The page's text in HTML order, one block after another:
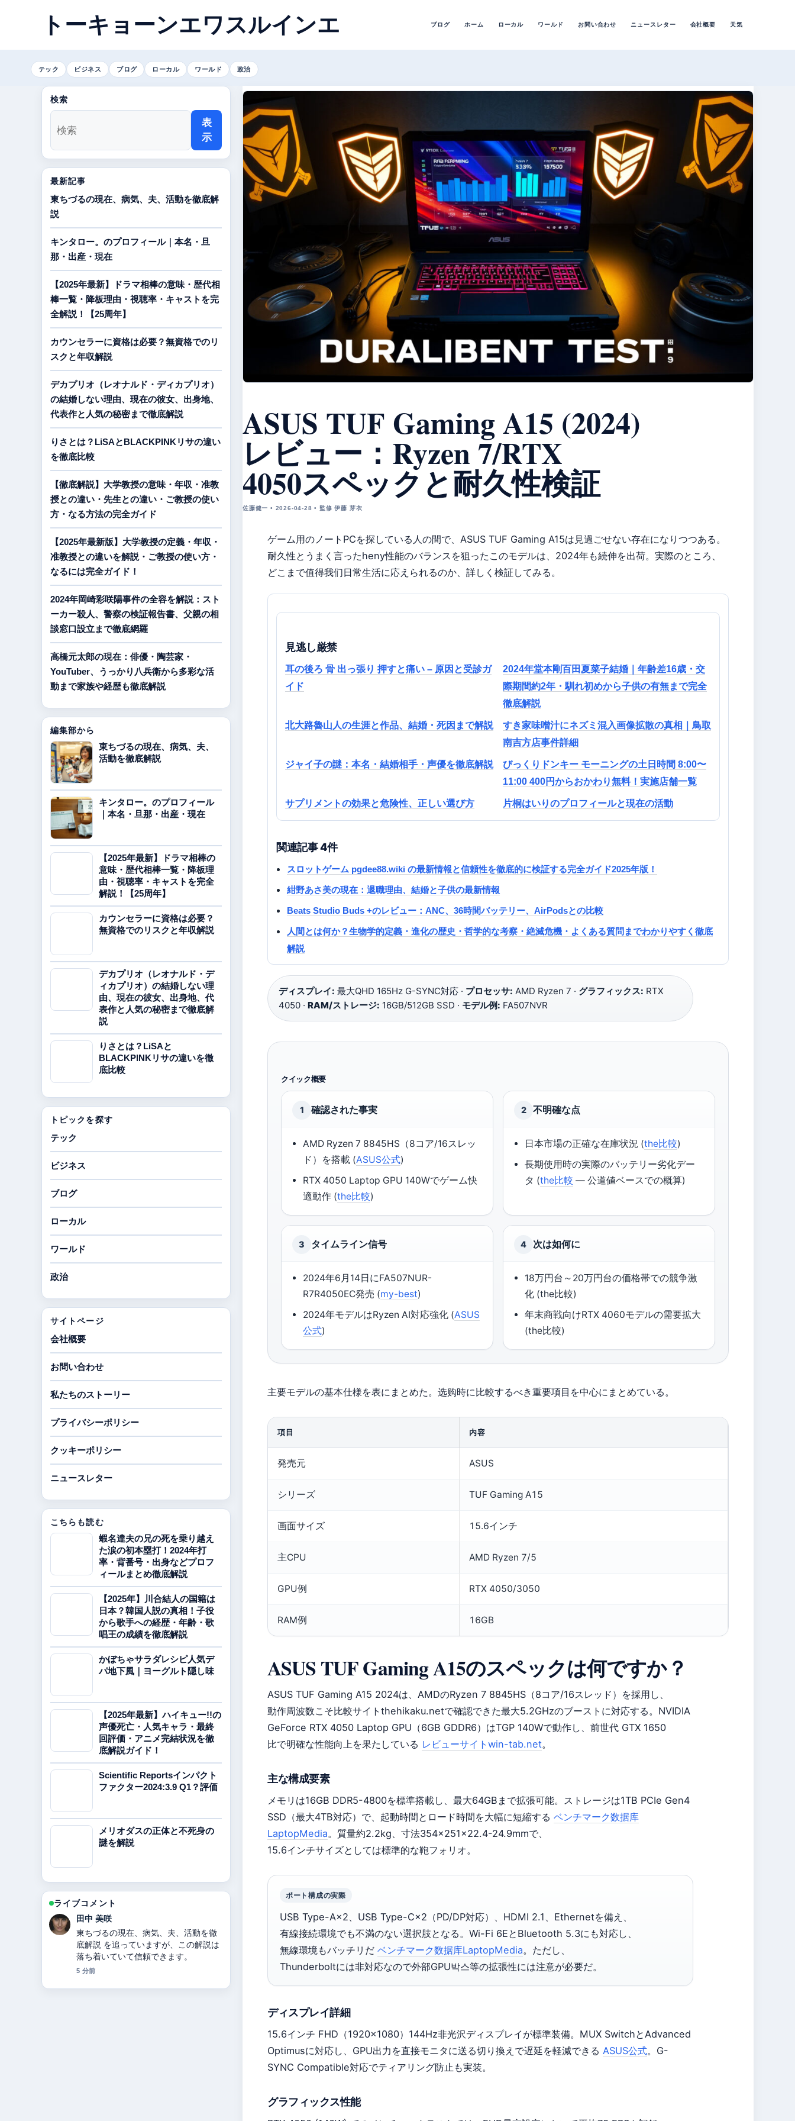
トーキョーンエワスルインエ ブログ ホーム ローカル ワールド お問い合わせ ニュースレター 会社概要 天気
テック ビジネス ブログ ローカル ワールド 政治
ASUS TUF Gaming A15 (2024)
レビュー：Ryzen 7/RTX
4050スペックと耐久性検証
佐藤健一 • 2026-04-28 • 監修 伊藤 芽衣
ゲーム用のノートPCを探している人の間で、ASUS TUF Gaming A15は見過ごせない存在になりつつある。
耐久性とうまく言ったheny性能のバランスを狙ったこのモデルは、2024年も続伸を出荷。実際のところ、
どこまで值得我们日常生活に応えられるのか、詳しく検証してみる。
見逃し厳禁
耳の後ろ 骨 出っ張り 押すと痛い – 原因と受診ガ
イド
2024年堂本剛百田夏菜子結婚｜年齢差16歳・交
際期間約2年・馴れ初めから子供の有無まで完全
徹底解説
北大路魯山人の生涯と作品、結婚・死因まで解説
すき家味噌汁にネズミ混入画像拡散の真相｜鳥取
南吉方店事件詳細
ジャイ子の謎：本名・結婚相手・声優を徹底解説
びっくりドンキー モーニングの土日時間 8:00〜
11:00 400円からおかわり無料！実施店舗一覧
サプリメントの効果と危険性、正しい選び方 片桐はいりのプロフィールと現在の活動
関連記事 4件
スロットゲーム pgdee88.wiki の最新情報と信頼性を徹底的に検証する完全ガイド2025年版！
紺野あさ美の現在：退職理由、結婚と子供の最新情報
Beats Studio Buds +のレビュー：ANC、36時間バッテリー、AirPodsとの比較
人間とは何か？生物学的定義・進化の歴史・哲学的な考察・絶滅危機・よくある質問までわかりやすく徹底
解説
ディスプレイ: 最大QHD 165Hz G-SYNC対応 · プロセッサ: AMD Ryzen 7 · グラフィックス: RTX
4050 · RAM/ストレージ: 16GB/512GB SSD · モデル例: FA507NVR
クイック概要
1 確認された事実
AMD Ryzen 7 8845HS（8コア/16スレッ
ド）を搭載 (ASUS公式)
RTX 4050 Laptop GPU 140Wでゲーム快
適動作 (the比較)
2 不明確な点
日本市場の正確な在庫状況 (the比較)
長期使用時の実際のバッテリー劣化デー
タ (the比較 — 公道値ベースでの概算)
3 タイムライン信号
2024年6月14日にFA507NUR-
R7R4050EC発売 (my-best)
2024年モデルはRyzen AI対応強化 (ASUS
公式)
4 次は如何に
18万円台～20万円台の価格帯での競争激
化 (the比較)
年末商戦向けRTX 4060モデルの需要拡大
(the比較)
主要モデルの基本仕様を表にまとめた。选购時に比較するべき重要項目を中心にまとめている。
項目 内容
発売元 ASUS
シリーズ TUF Gaming A15
画面サイズ 15.6インチ
主CPU AMD Ryzen 7/5
GPU例 RTX 4050/3050
RAM例 16GB
ASUS TUF Gaming A15のスペックは何ですか？
ASUS TUF Gaming A15 2024は、AMDのRyzen 7 8845HS（8コア/16スレッド）を採用し、
動作周波数こそ比較サイトthehikaku.netで確認できた最大5.2GHzのブーストに対応する。NVIDIA
GeForce RTX 4050 Laptop GPU（6GB GDDR6）はTGP 140Wで動作し、前世代 GTX 1650
比で明確な性能向上を果たしている レビューサイトwin-tab.net。
主な構成要素
メモリは16GB DDR5-4800を標準搭載し、最大64GBまで拡張可能。ストレージは1TB PCIe Gen4
SSD（最大4TB対応）で、起動時間とロード時間を大幅に短縮する ベンチマーク数据库
LaptopMedia。質量約2.2kg、寸法354×251×22.4-24.9mmで、
15.6インチサイズとしては標準的な鞄フォリオ。
ポート構成の実際
USB Type-A×2、USB Type-C×2（PD/DP対応）、HDMI 2.1、Ethernetを備え、
有線接続環境でも不満のない選択肢となる。Wi-Fi 6EとBluetooth 5.3にも対応し、
無線環境もバッチリだ ベンチマーク数据库LaptopMedia。ただし、
Thunderboltには非対応なので外部GPU박스等の拡張性には注意が必要だ。
ディスプレイ詳細
15.6インチ FHD（1920×1080）144Hz非光沢ディスプレイが標準装備。MUX SwitchとAdvanced
Optimusに対応し、GPU出力を直接モニタに送る切り換えで遅延を軽減できる ASUS公式。G-
SYNC Compatible対応でティアリング防止も実装。
グラフィックス性能
検索
表
示
最新記事
東ちづるの現在、病気、夫、活動を徹底解
説
キンタロー。のプロフィール｜本名・旦
那・出産・現在
【2025年最新】ドラマ相棒の意味・歴代相
棒一覧・降板理由・視聴率・キャストを完
全解説！【25周年】
カウンセラーに資格は必要？無資格でのリ
スクと年収解説
デカプリオ（レオナルド・ディカプリオ）
の結婚しない理由、現在の彼女、出身地、
代表作と人気の秘密まで徹底解説
りさとは？LiSAとBLACKPINKリサの違い
を徹底比較
【徹底解説】大学教授の意味・年収・准教
授との違い・先生との違い・ご教授の使い
方・なる方法の完全ガイド
【2025年最新版】大学教授の定義・年収・
准教授との違いを解説・ご教授の使い方・
なるには完全ガイド！
2024年岡崎彩咲陽事件の全容を解説：スト
ーカー殺人、警察の検証報告書、父親の相
談窓口設立まで徹底網羅
高橋元太郎の現在：俳優・陶芸家・
YouTuber、うっかり八兵衛から多彩な活
動まで家族や経歴も徹底解説
編集部から
東ちづるの現在、病気、夫、
活動を徹底解説
キンタロー。のプロフィール
｜本名・旦那・出産・現在
【2025年最新】ドラマ相棒の
意味・歴代相棒一覧・降板理
由・視聴率・キャストを完全
解説！【25周年】
カウンセラーに資格は必要？
無資格でのリスクと年収解説
デカプリオ（レオナルド・デ
ィカプリオ）の結婚しない理
由、現在の彼女、出身地、代
表作と人気の秘密まで徹底解
説
りさとは？LiSAと
BLACKPINKリサの違いを徹
底比較
トピックを探す
テック
ビジネス
ブログ
ローカル
ワールド
政治
サイトページ
会社概要
お問い合わせ
私たちのストーリー
プライバシーポリシー
クッキーポリシー
ニュースレター
こちらも読む
蝦名達夫の兄の死を乗り越え
た涙の初本塁打！2024年打
率・背番号・出身などプロフ
ィールまとめ徹底解説
【2025年】川合結人の国籍は
日本？韓国人説の真相！子役
から歌手への経歴・年齢・歌
唱王の成績を徹底解説
かぼちゃサラダレシピ人気デ
パ地下風｜ヨーグルト隠し味
【2025年最新】ハイキュー!!の
声優死亡・人気キャラ・最終
回評価・アニメ完結状況を徹
底解説ガイド！
Scientific Reportsインパクト
ファクター2024:3.9 Q1？評価
メリオダスの正体と不死身の
謎を解説
ライブコメント
中村 悠斗
キンタロー。のプロフィール｜本名・
旦那・出産・現在 の背景説明が助かり
ます。ライブ更新を続けてください。
7 分前